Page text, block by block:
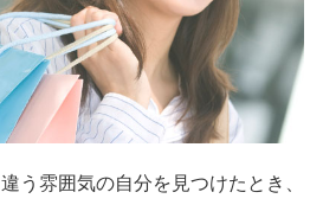
う雰囲気の自分を見つけたとき、